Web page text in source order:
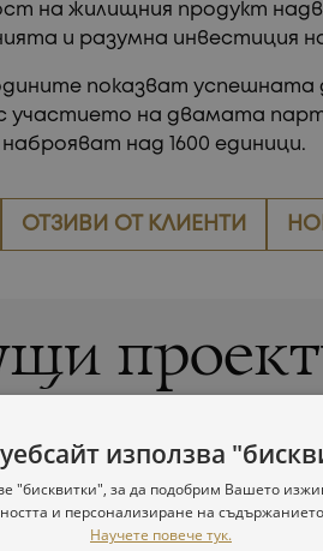
на жилищния продукт
и разумна инвестиция
показват
на двамата
над 1600 единици.
ОТЗИВИ ОТ КЛИЕНТИ
или предварителни
използва
"бисквитки", за да подобрим Вашето
и персонализиране на
Научете повече тук.